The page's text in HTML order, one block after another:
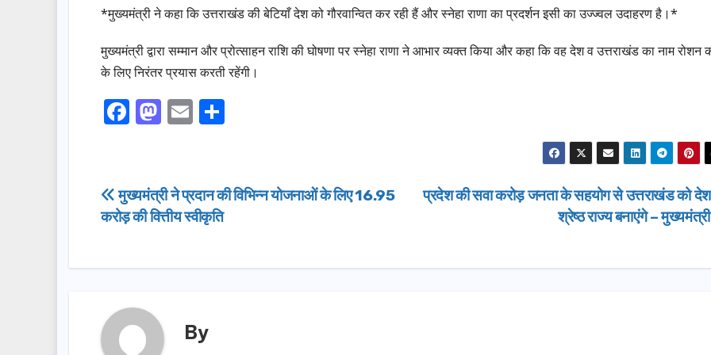
*मुख्यमंत्री ने कहा कि उत्तराखंड की बेटियाँ देश को गौरवान्वित कर रही हैं और स्नेहा राणा का प्रदर्शन इसी का उज्ज्वल उदाहरण है।*
मुख्यमंत्री द्वारा सम्मान और प्रोत्साहन राशि की घोषणा पर स्नेहा राणा ने आभार व्यक्त किया और कहा कि वह देश व उत्तराखंड का नाम रोशन
के लिए निरंतर प्रयास करती रहेंगी।
F
e
b
o
M
o
d
n
E
e
Post
navigation
प्रदेश की सवा करोड़ जनता के सहयोग से उत्तराखंड को
श्रेष्ठ राज्य बनाएंगे – मुख्यमंत्री
मुख्यमंत्री ने प्रदान की विभिन्न योजनाओं के लिए 16.95
करोड़ की वित्तीय स्वीकृति
By